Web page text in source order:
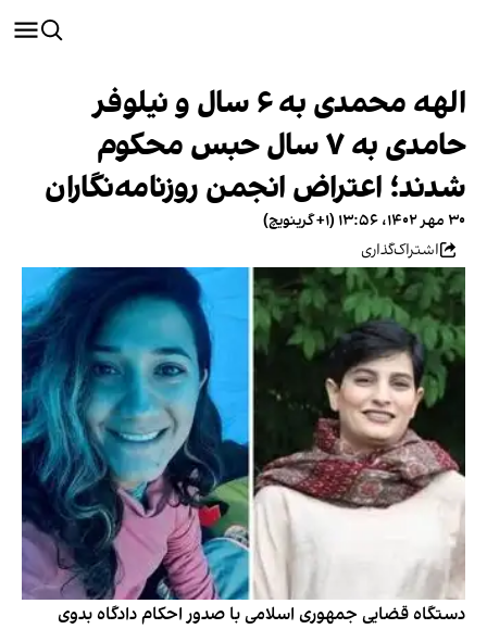
الهه محمدی به ۶ سال و نیلوفر
حامدی به ۷ سال حبس محکوم
شدند؛ اعتراض انجمن روزنامه‌نگاران
۳۰ مهر ۱۴۰۲، ۱۳:۵۶ (‎+۱ گرینویچ)
اشتراک‌گذاری
دستگاه قضایی جمهوری اسلامی با صدور احکام دادگاه بدوی